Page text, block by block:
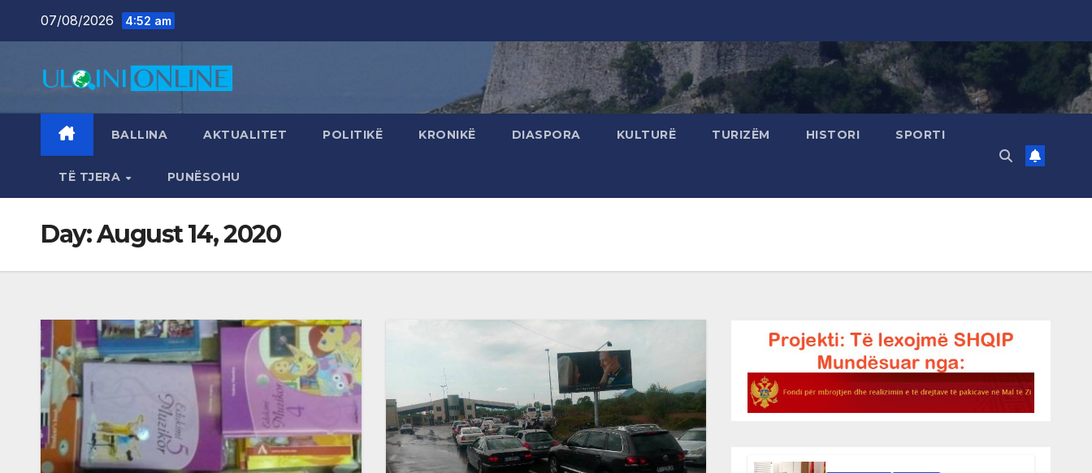
07/08/2026 4:52 am
BALLINA AKTUALITET POLITIKË KRONIKË DIASPORA KULTURË TURIZËM HISTORI SPORTI
TË TJERA PUNËSOHU
Day:August 14, 2020